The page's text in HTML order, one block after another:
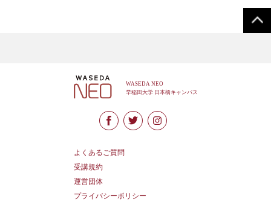
よくあるご質問
受講規約
運営団体
プライバシーポリシー